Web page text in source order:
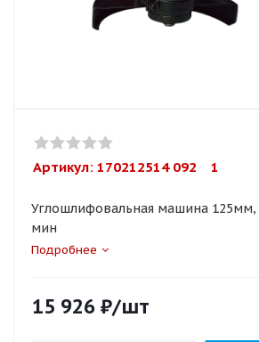
Артикул: 170212514 092    1
Углошлифовальная машина 125мм,
мин
Подробнее
15 926 ₽/шт